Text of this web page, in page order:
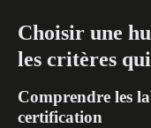
Choisir une
les critères
Comprendre les
certification